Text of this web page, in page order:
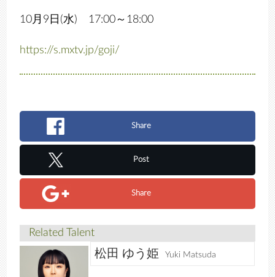
10月9日(水) 17:00～18:00
https://s.mxtv.jp/goji/
Share
Post
Share
Related Talent
松田 ゆう姫 Yuki Matsuda